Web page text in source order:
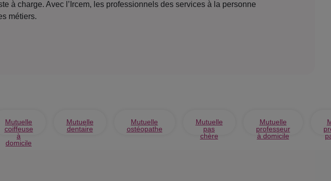
à charge. Avec l’Ircem, les professionnels des services à la personne
métiers.
Mutuelle
coiffeuse
à
domicile
Mutuelle
dentaire
Mutuelle
ostéopathe
Mutuelle
pas
chère
Mutuelle
professeur
à domicile